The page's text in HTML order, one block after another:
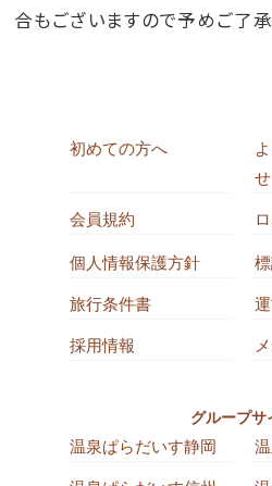
合もございますので予めご了承
初めての方へ
せ
会員規約
個人情報保護方針
旅行条件書
採用情報
グループサ
温泉ぱらだいす静岡